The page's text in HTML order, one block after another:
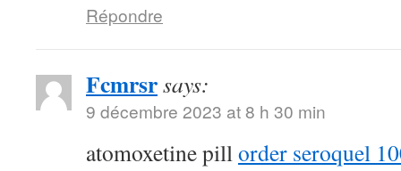
Répondre
Fcmrsrsays:
9 décembre 2023 at 8 h 30 min
atomoxetine pillorder seroquel